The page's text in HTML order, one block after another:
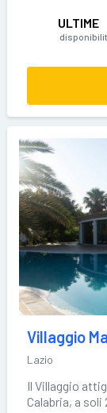
ULTIME
Villaggio
Lazio
Il Villaggio
Calabria, a